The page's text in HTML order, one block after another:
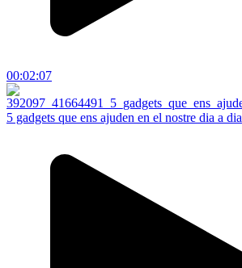
00:02:07
5 gadgets que ens ajuden en el nostre dia a dia